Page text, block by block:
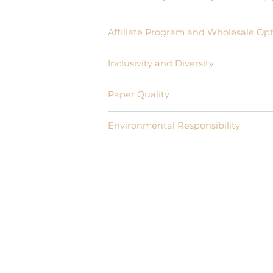
Affiliate Program and Wholesale
Inclusivity and Diversity
Paper Quality
Environmental Responsibility